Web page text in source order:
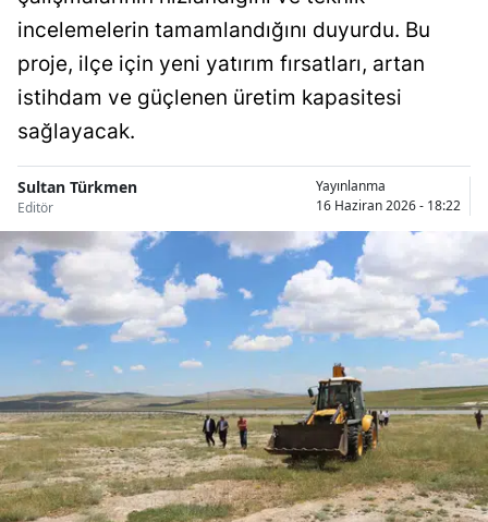
Bilecik
Bingöl
Bolu
Bursa
Çanakkale
Çankırı
Çorum
Denizli
Diyarbakır
incelemelerin tamamlandığını duyurdu. Bu
proje, ilçe için yeni yatırım fırsatları, artan
istihdam ve güçlenen üretim kapasitesi
sağlayacak.
Sultan Türkmen
Editör
Yayınlanma
16 Haziran 2026 - 18:22